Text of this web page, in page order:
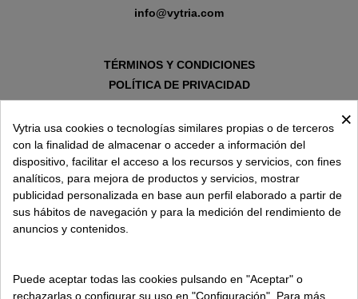
info@vytria.com
TÉRMINOS Y CONDICIONES
POLÍTICA DE PRIVACIDAD
AVISO LEGAL
POLÍTICA DE COOKIES
SOBRE VYTRIA
×
Vytria usa cookies o tecnologías similares propias o de terceros
con la finalidad de almacenar o acceder a información del
dispositivo, facilitar el acceso a los recursos y servicios, con fines
analíticos, para mejora de productos y servicios, mostrar
publicidad personalizada en base aun perfil elaborado a partir de
sus hábitos de navegación y para la medición del rendimiento de
anuncios y contenidos.
Puede aceptar todas las cookies pulsando en "Aceptar" o
rechazarlas o configurar su uso en "Configuración". Para más